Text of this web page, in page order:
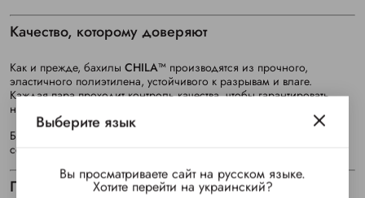
Качество, которому доверяют
Как и прежде, бахилы CHILA™ производятся из прочного,
эластичного полиэтилена, устойчивого к разрывам и влаге.
Каждая пара проходит контроль качества, чтобы гарантировать
надёжную защиту и аккуратный внешний вид.
Благодаря оптимальной плотности материал не скользит и
сохраняет комфорт при длительном ношении.
Преимущества обновлённых бахил CHILA™
Выберите язык
Вы просматриваете сайт на русском языке.
Хотите перейти на украинский?